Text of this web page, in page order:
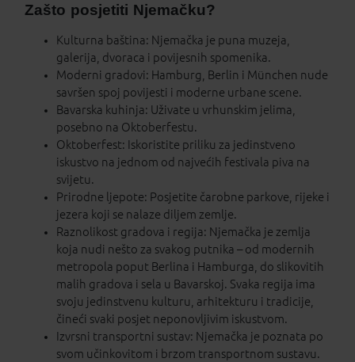
Zašto posjetiti Njemačku?
Kulturna baština: Njemačka je puna muzeja,
galerija, dvoraca i povijesnih spomenika.
Moderni gradovi: Hamburg, Berlin i München nude
savršen spoj povijesti i moderne urbane scene.
Bavarska kuhinja: Uživate u vrhunskim jelima,
posebno na Oktoberfestu.
Oktoberfest: Iskoristite priliku za jedinstveno
iskustvo na jednom od najvećih festivala piva na
svijetu.
Prirodne ljepote: Posjetite čarobne parkove, rijeke i
jezera koji se nalaze diljem zemlje.
Raznolikost gradova i regija: Njemačka je zemlja
koja nudi nešto za svakog putnika – od modernih
metropola poput Berlina i Hamburga, do slikovitih
malih gradova i sela u Bavarskoj. Svaka regija ima
svoju jedinstvenu kulturu, arhitekturu i tradicije,
čineći svaki posjet neponovljivim iskustvom.
Izvrsni transportni sustav: Njemačka je poznata po
svom učinkovitom i brzom transportnom sustavu.